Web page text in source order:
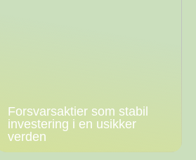
Forsvarsaktier som stabil
investering i en usikker
verden